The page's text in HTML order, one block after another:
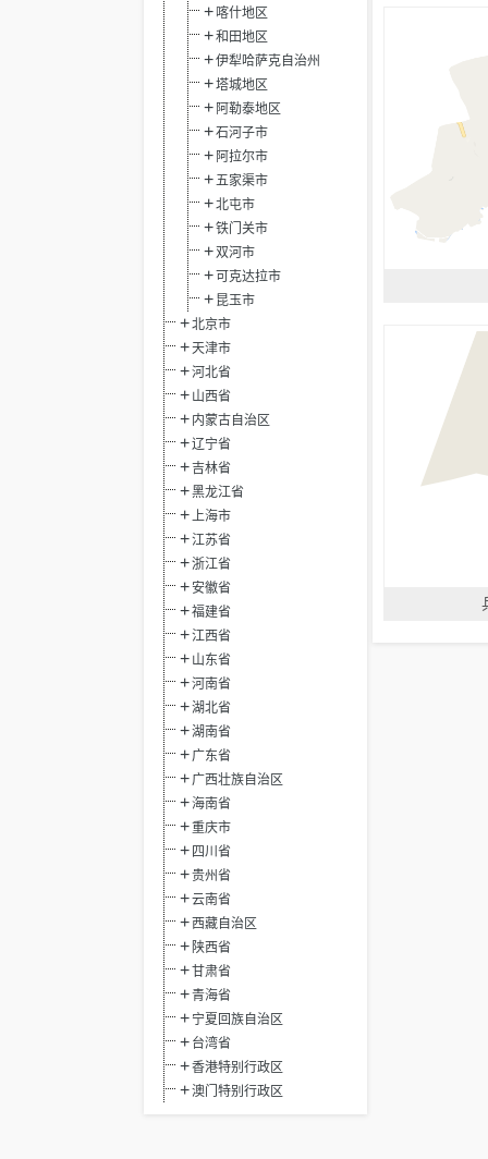
喀什地区
和田地区
伊犁哈萨克自治州
塔城地区
阿勒泰地区
石河子市
阿拉尔市
五家渠市
北屯市
铁门关市
双河市
可克达拉市
昆玉市
北京市
天津市
河北省
山西省
内蒙古自治区
辽宁省
吉林省
黑龙江省
上海市
江苏省
浙江省
安徽省
福建省
江西省
山东省
河南省
湖北省
湖南省
广东省
广西壮族自治区
海南省
重庆市
四川省
贵州省
云南省
西藏自治区
陕西省
甘肃省
青海省
宁夏回族自治区
台湾省
香港特别行政区
澳门特别行政区